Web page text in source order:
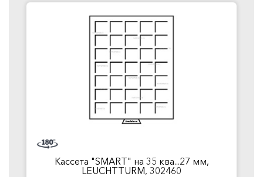
Кассета "SMART" на 35 ква...27 мм,
LEUCHTTURM, 302460